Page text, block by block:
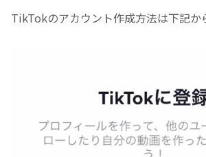
TikTokのアカウント作成方法は下記か